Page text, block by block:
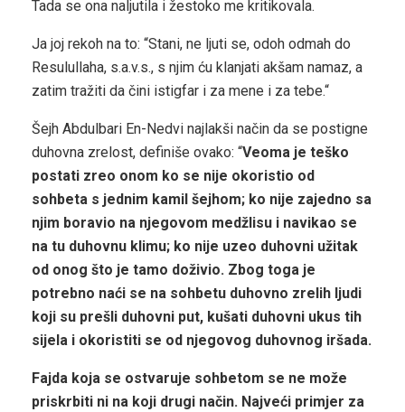
Tada se ona naljutila i žestoko me kritikovala.
Ja joj rekoh na to: “Stani, ne ljuti se, odoh odmah do
Resulullaha, s.a.v.s., s njim ću klanjati akšam namaz, a
zatim tražiti da čini istigfar i za mene i za tebe.“
Šejh Abdulbari En-Nedvi najlakši način da se postigne
duhovna zrelost, definiše ovako: “Veoma je teško
postati zreo onom ko se nije okoristio od
sohbeta s jednim kamil šejhom; ko nije zajedno sa
njim boravio na njegovom medžlisu i navikao se
na tu duhovnu klimu; ko nije uzeo duhovni užitak
od onog što je tamo doživio. Zbog toga je
potrebno naći se na sohbetu duhovno zrelih ljudi
koji su prešli duhovni put, kušati duhovni ukus tih
sijela i okoristiti se od njegovog duhovnog iršada.
Fajda koja se ostvaruje sohbetom se ne može
priskrbiti ni na koji drugi način. Najveći primjer za